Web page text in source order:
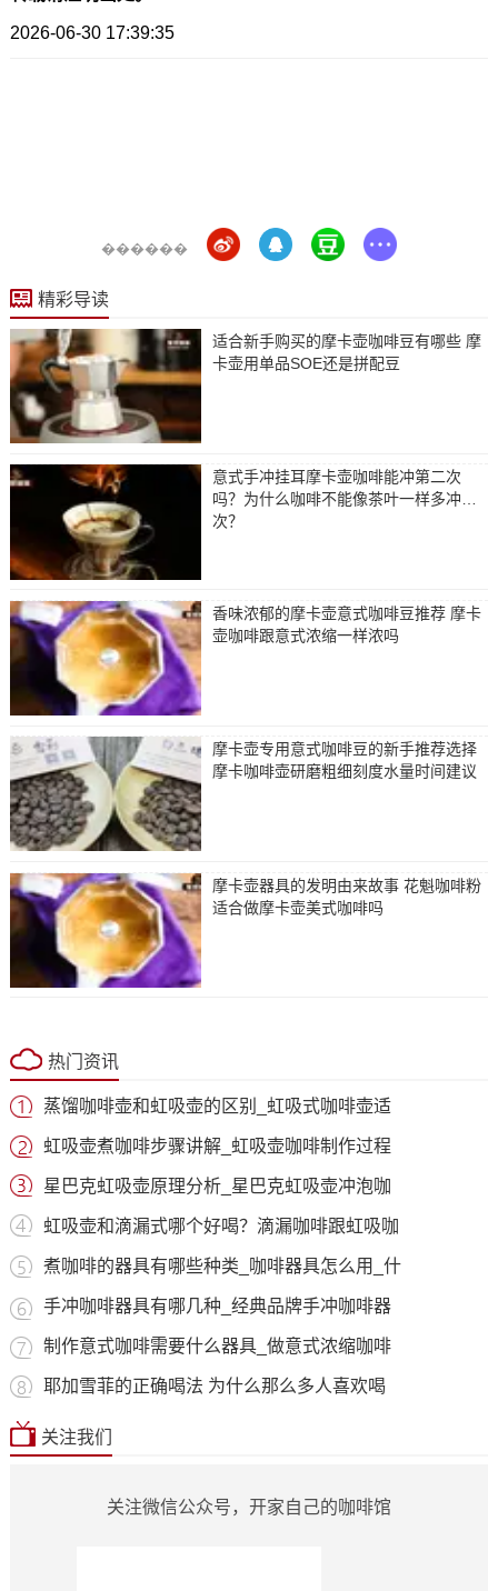
2026-06-30 17:39:35
������
精彩导读
适合新手购买的摩卡壶咖啡豆有哪些 摩
卡壶用单品SOE还是拼配豆
意式手冲挂耳摩卡壶咖啡能冲第二次
吗？为什么咖啡不能像茶叶一样多冲几
次？
香味浓郁的摩卡壶意式咖啡豆推荐 摩卡
壶咖啡跟意式浓缩一样浓吗
摩卡壶专用意式咖啡豆的新手推荐选择
摩卡咖啡壶研磨粗细刻度水量时间建议
摩卡壶器具的发明由来故事 花魁咖啡粉
适合做摩卡壶美式咖啡吗
热门资讯
蒸馏咖啡壶和虹吸壶的区别_虹吸式咖啡壶适
虹吸壶煮咖啡步骤讲解_虹吸壶咖啡制作过程
星巴克虹吸壶原理分析_星巴克虹吸壶冲泡咖
虹吸壶和滴漏式哪个好喝？滴漏咖啡跟虹吸咖
煮咖啡的器具有哪些种类_咖啡器具怎么用_什
手冲咖啡器具有哪几种_经典品牌手冲咖啡器
制作意式咖啡需要什么器具_做意式浓缩咖啡
耶加雪菲的正确喝法 为什么那么多人喜欢喝
关注我们
关注微信公众号，开家自己的咖啡馆